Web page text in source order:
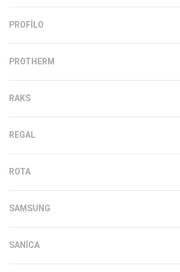
PROFILO
PROTHERM
RAKS
REGAL
ROTA
SAMSUNG
SANICA